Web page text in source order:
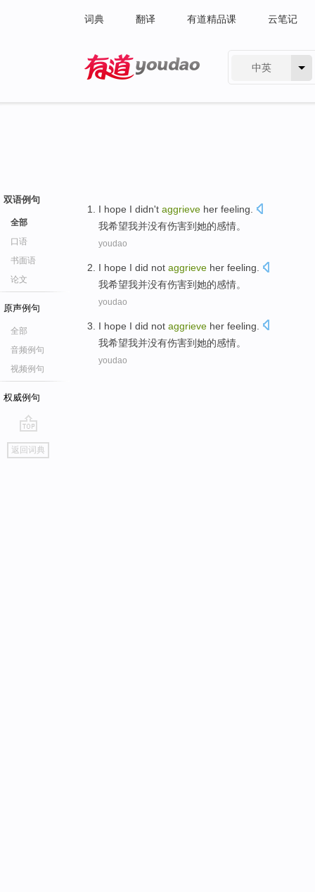
词典 翻译 有道精品课 云笔记
中英
双语例句
全部
口语
书面语
论文
原声例句
全部
音频例句
视频例句
权威例句
go
top
返回词典
I hope I didn't aggrieve her feeling
我希望我并没有伤害到她的感情。
youdao
I hope I did not aggrieve her feeling
我希望我并没有伤害到她的感情。
youdao
I hope I did not aggrieve her feeling
我希望我并没有伤害到她的感情。
youdao